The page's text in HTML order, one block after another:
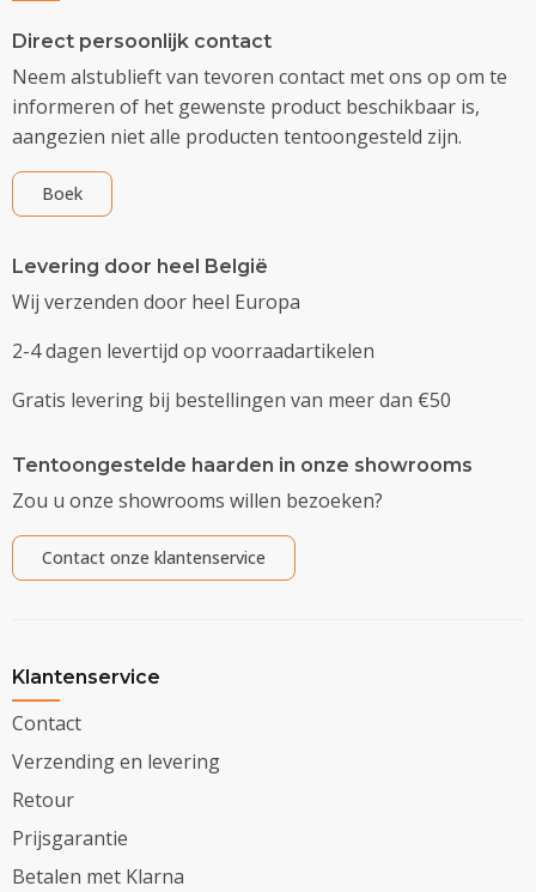
Direct persoonlijk contact
Neem alstublieft van tevoren contact met ons op om te
informeren of het gewenste product beschikbaar is,
aangezien niet alle producten tentoongesteld zijn.
Boek
Levering door heel België
Wij verzenden door heel Europa
2-4 dagen levertijd op voorraadartikelen
Gratis levering bij bestellingen van meer dan €50
Tentoongestelde haarden in onze showrooms
Zou u onze showrooms willen bezoeken?
Contact onze klantenservice
Klantenservice
Contact
Verzending en levering
Retour
Prijsgarantie
Betalen met Klarna